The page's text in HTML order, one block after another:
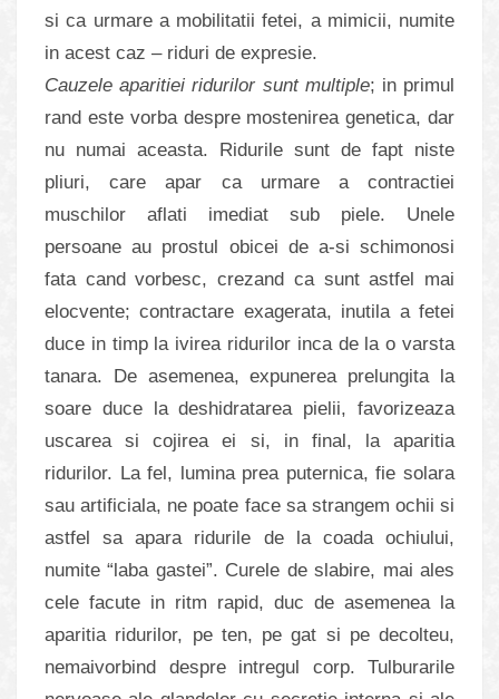
si ca urmare a mobilitatii fetei, a mimicii, numite
in acest caz – riduri de expresie.
Cauzele aparitiei ridurilor sunt multiple; in primul
rand este vorba despre mostenirea genetica, dar
nu numai aceasta. Ridurile sunt de fapt niste
pliuri, care apar ca urmare a contractiei
muschilor aflati imediat sub piele. Unele
persoane au prostul obicei de a-si schimonosi
fata cand vorbesc, crezand ca sunt astfel mai
elocvente; contractare exagerata, inutila a fetei
duce in timp la ivirea ridurilor inca de la o varsta
tanara. De asemenea, expunerea prelungita la
soare duce la deshidratarea pielii, favorizeaza
uscarea si cojirea ei si, in final, la aparitia
ridurilor. La fel, lumina prea puternica, fie solara
sau artificiala, ne poate face sa strangem ochii si
astfel sa apara ridurile de la coada ochiului,
numite “laba gastei”. Curele de slabire, mai ales
cele facute in ritm rapid, duc de asemenea la
aparitia ridurilor, pe ten, pe gat si pe decolteu,
nemaivorbind despre intregul corp. Tulburarile